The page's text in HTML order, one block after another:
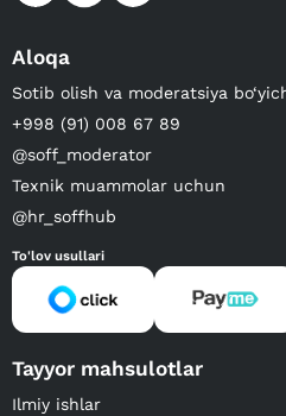
Aloqa
Sotib olish va moderatsiya
+998 (91) 008 67 89
@soff_moderator
Texnik muammolar uchun
@hr_soffhub
To'lov usullari
Tayyor mahsulotlar
Ilmiy ishlar